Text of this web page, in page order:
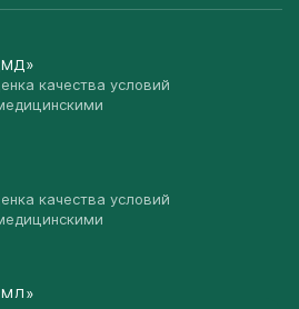
качества условий
качества условий